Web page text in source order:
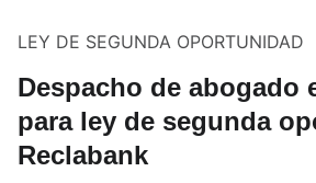
LEY DE SEGUNDA OPORTUNIDAD
Despacho de abogado
para ley de segunda
Reclabank